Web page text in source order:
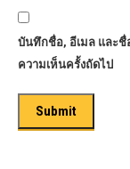
บันทึกชื่อ, อีเมล และชื่
ความเห็นครั้งถัดไป